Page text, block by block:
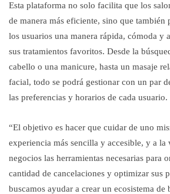
Esta plataforma no solo facilita que los
de manera más eficiente, sino que también
los usuarios una manera rápida, cómoda y
sus tratamientos favoritos. Desde la
cabello o una manicure, hasta un masaje
facial, todo se podrá gestionar con un par
las preferencias y horarios de cada usuario.
“El objetivo es hacer que cuidar de uno
experiencia más sencilla y accesible, y a la
negocios las herramientas necesarias para
cantidad de cancelaciones y optimizar sus
buscamos ayudar a crear un ecosistema de